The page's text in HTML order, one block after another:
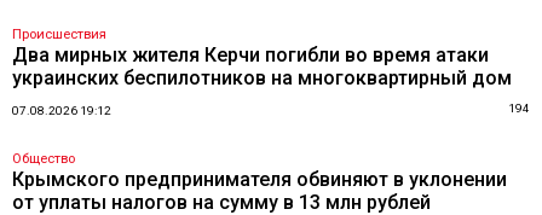
Происшествия
Два мирных жителя Керчи погибли во время атаки
украинских беспилотников на многоквартирный дом
07.08.2026 19:12 194
Общество
Крымского предпринимателя обвиняют в уклонении
от уплаты налогов на сумму в 13 млн рублей